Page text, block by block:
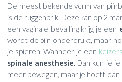
De meest bekende vorm van
is de ruggenprik. Deze kan op 2
een vaginale bevalling krijg je een
wordt de pijn onderdrukt, maar
je spieren. Wanneer je een
spinale anesthesie. Dan kun je
meer bewegen, maar je hoeft